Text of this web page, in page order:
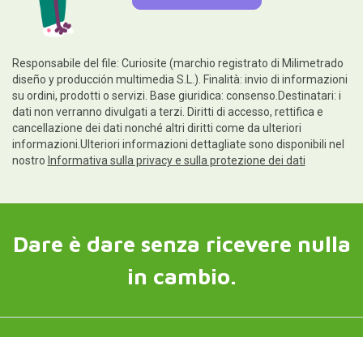
Responsabile del file: Curiosite (marchio registrato di Milimetrado
diseño y producción multimedia S.L.). Finalità: invio di informazioni
su ordini, prodotti o servizi. Base giuridica: consenso.Destinatari: i
dati non verranno divulgati a terzi. Diritti di accesso, rettifica e
cancellazione dei dati nonché altri diritti come da ulteriori
informazioni.Ulteriori informazioni dettagliate sono disponibili nel
nostro Informativa sulla privacy e sulla protezione dei dati
Dare è dare senza ricevere nulla
in cambio.